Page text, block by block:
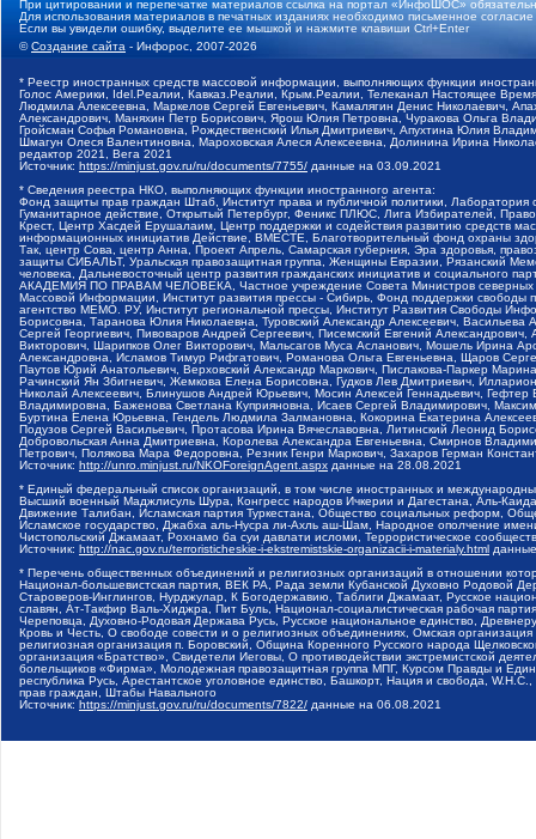
При цитировании и перепечатке материалов ссылка на портал «ИнфоШОС»
Для использования материалов в печатных изданиях необходимо письменное
Если вы увидели ошибку, выделите ее мышкой и нажмите клавиши Ctrl+Enter
©Создание сайта - Инфорос, 2007-2026
* Реестр иностранных средств массовой информации, выполняющих функции
Голос Америки, Idel.Реалии, Кавказ.Реалии, Крым.Реалии, Телеканал Настоящее
Людмила Алексеевна, Маркелов Сергей Евгеньевич, Камалягин Денис Николаевич,
Александрович, Маняхин Петр Борисович, Ярош Юлия Петровна, Чуракова Ольга
Гройсман Софья Романовна, Рождественский Илья Дмитриевич, Апухтина Юлия
Шмагун Олеся Валентиновна, Мароховская Алеся Алексеевна, Долинина Ирина
редактор 2021, Вега 2021
Источник: https://minjust.gov.ru/ru/documents/7755/ данные на 03.09.2021
* Сведения реестра НКО, выполняющих функции иностранного агента:
Фонд защиты прав граждан Штаб, Институт права и публичной политики,
Гуманитарное действие, Открытый Петербург, Феникс ПЛЮС, Лига Избирателей,
Крест, Центр Хасдей Ерушалаим, Центр поддержки и содействия развитию средств
информационных инициатив Действие, ВМЕСТЕ, Благотворительный фонд охраны
Так, центр Сова, центр Анна, Проект Апрель, Самарская губерния, Эра здоровья,
защиты СИБАЛЬТ, Уральская правозащитная группа, Женщины Евразии, Рязанский
человека, Дальневосточный центр развития гражданских инициатив и социального
АКАДЕМИЯ ПО ПРАВАМ ЧЕЛОВЕКА, Частное учреждение Совета Министров северных
Массовой Информации, Институт развития прессы - Сибирь, Фонд поддержки
агентство МЕМО. РУ, Институт региональной прессы, Институт Развития Свободы
Борисовна, Таранова Юлия Николаевна, Туровский Александр Алексеевич,
Сергей Георгиевич, Пивоваров Андрей Сергеевич, Писемский Евгений
Викторович, Шарипков Олег Викторович, Мальсагов Муса Асланович, Мошель Ирина
Александровна, Исламов Тимур Рифгатович, Романова Ольга Евгеньевна, Щаров
Паутов Юрий Анатольевич, Верховский Александр Маркович, Пислакова-Паркер
Рачинский Ян Збигневич, Жемкова Елена Борисовна, Гудков Лев Дмитриевич,
Николай Алексеевич, Блинушов Андрей Юрьевич, Мосин Алексей Геннадьевич,
Владимировна, Баженова Светлана Куприяновна, Исаев Сергей Владимирович,
Буртина Елена Юрьевна, Гендель Людмила Залмановна, Кокорина Екатерина
Подузов Сергей Васильевич, Протасова Ирина Вячеславовна, Литинский Леонид
Добровольская Анна Дмитриевна, Королева Александра Евгеньевна, Смирнов
Петрович, Полякова Мара Федоровна, Резник Генри Маркович, Захаров Герман
Источник: http://unro.minjust.ru/NKOForeignAgent.aspx данные на 28.08.2021
* Единый федеральный список организаций, в том числе иностранных и
Высший военный Маджлисуль Шура, Конгресс народов Ичкерии и Дагестана, Аль-
Движение Талибан, Исламская партия Туркестана, Общество социальных реформ,
Исламское государство, Джабха аль-Нусра ли-Ахль аш-Шам, Народное ополчение
Чистопольский Джамаат, Рохнамо ба суи давлати исломи, Террористическое
Источник: http://nac.gov.ru/terroristicheskie-i-ekstremistskie-organizacii-i-materialy.html
* Перечень общественных объединений и религиозных организаций в отношении
Национал-большевистская партия, ВЕК РА, Рада земли Кубанской Духовно Родовой
Староверов-Инглингов, Нурджулар, К Богодержавию, Таблиги Джамаат, Русское
славян, Ат-Такфир Валь-Хиджра, Пит Буль, Национал-социалистическая рабочая
Череповца, Духовно-Родовая Держава Русь, Русское национальное единство,
Кровь и Честь, О свободе совести и о религиозных объединениях, Омская
религиозная организация п. Боровский, Община Коренного Русского народа
организация «Братство», Свидетели Иеговы, О противодействии экстремистской
болельщиков «Фирма», Молодежная правозащитная группа МПГ, Курсом Правды и
республика Русь, Арестантское уголовное единство, Башкорт, Нация и свобода,
прав граждан, Штабы Навального
Источник: https://minjust.gov.ru/ru/documents/7822/ данные на 06.08.2021